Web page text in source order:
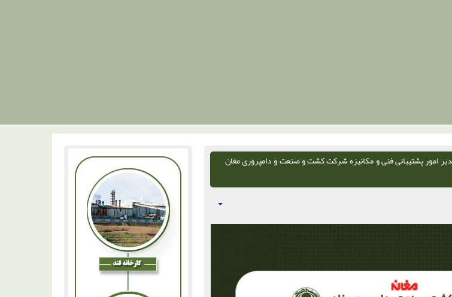
امور پشتیبانی فنی و مکانیزه شرکت کشت و صنعت و دامپروری مغان